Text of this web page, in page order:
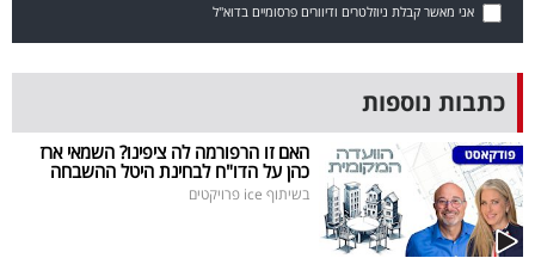
אני מאשר קבלת ניוזלטרים ודיוורים פרסומיים בדוא"ל
כתבות נוספות
האם זו הרפורמה לה ציפינו? השמאי ארז
כהן על הדו"ח לבחינת היטל ההשבחה
בשיתוף ice פרויקטים